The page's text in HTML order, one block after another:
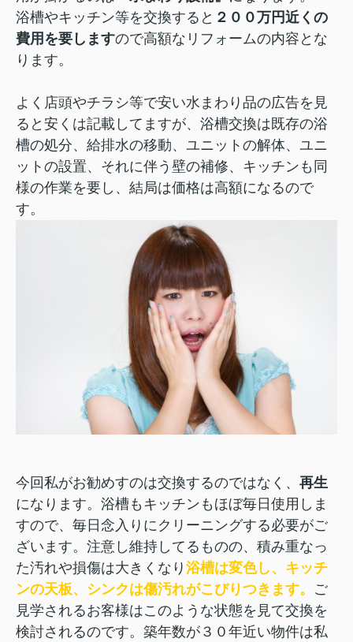
浴槽やキッチン等を交換すると ２００万円近くの
費用を要しますので高額なリフォームの内容とな
ります。
よく店頭やチラシ等で安い水まわり品の広告を見
ると安くは記載してますが、浴槽交換は既存の浴
槽の処分、給排水の移動、ユニットの解体、ユニ
ットの設置、それに伴う壁の補修、キッチンも同
様の作業を要し、結局は価格は高額になるので
す。
今回私がお勧めすのは交換するのではなく、 再生
になります。浴槽もキッチンもほぼ毎日使用しま
すので、毎日念入りにクリーニングする必要がご
ざいます。注意し維持してるものの、積み重なっ
た汚れや損傷は大きくなり 浴槽は変色し、キッチ
ンの天板、シンクは傷汚れがこびりつきます。 ご
見学されるお客様はこのような状態を見て交換を
検討されるのです。築年数が３０年近い物件は私